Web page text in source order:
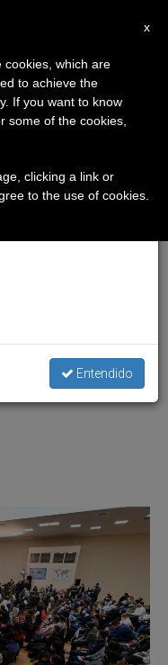
×
haremos la pausa
de verano
y también el
Entendido
x
cookies, which are
to achieve the
If you want to know
some of the cookies,
clicking a link or
to the use of cookies.